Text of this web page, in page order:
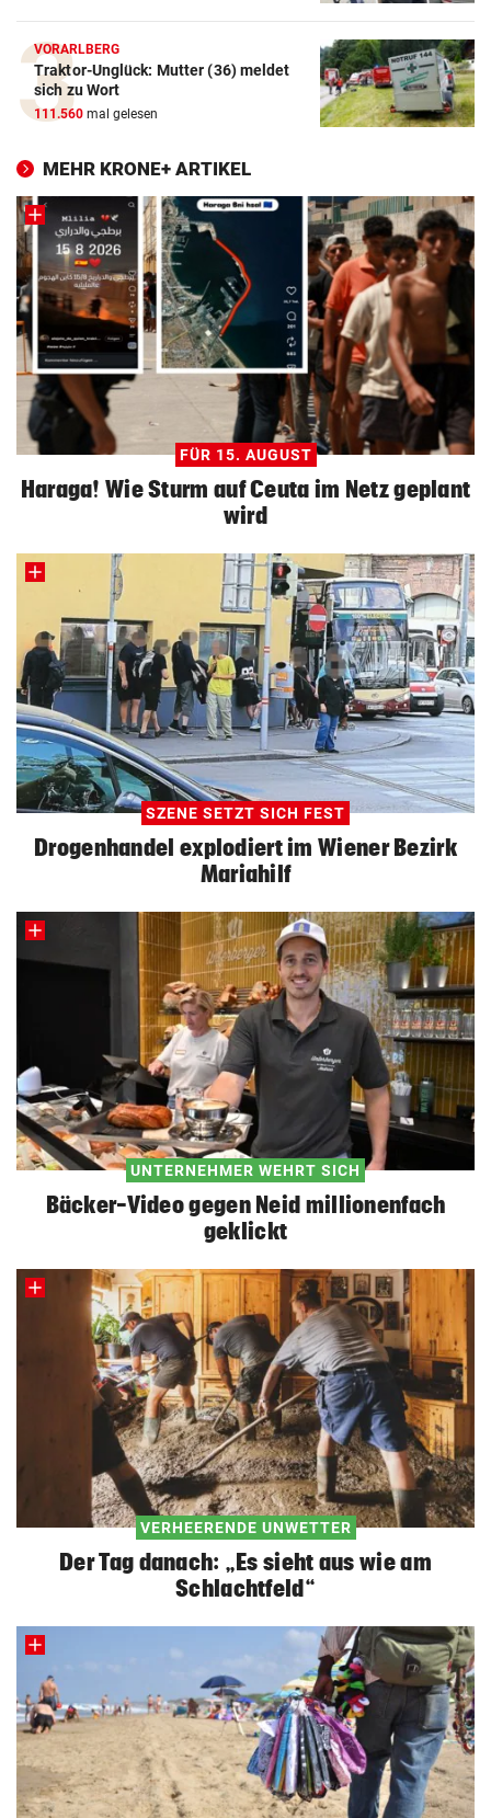
VORARLBERG
Traktor-Unglück: Mutter (36) meldet
sich zu Wort
111.560 mal gelesen
MEHR KRONE+ ARTIKEL
FÜR 15. AUGUST
Haraga! Wie Sturm auf Ceuta im Netz geplant
wird
SZENE SETZT SICH FEST
Drogenhandel explodiert im Wiener Bezirk
Mariahilf
UNTERNEHMER WEHRT SICH
Bäcker-Video gegen Neid millionenfach
geklickt
VERHEERENDE UNWETTER
Der Tag danach: „Es sieht aus wie am
Schlachtfeld“